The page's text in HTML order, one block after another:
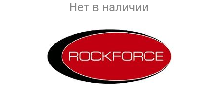
Нет в наличии